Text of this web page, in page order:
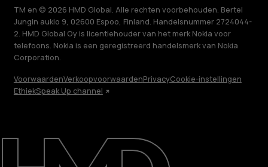
Herstellen, hergebruiken, recyclen
Duurzaamheid
TM en © 2026 HMD Global. Alle rechten voorbehouden. Bertel
Jungin aukio 9, 02600 Espoo, Finland. Handelsnummer 2724044-
2. HMD Global Oy is licentiehouder van het merk Nokia voor
telefoons. Nokia is een geregistreerd handelsmerk van Nokia
Corporation.
VoorwaardenVerkoopvoorwaardenPrivacyCookie-instellingen
EthiekSpeak Up channel